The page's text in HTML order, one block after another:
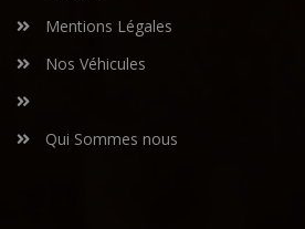
Mentions Légales
Nos Véhicules
Qui Sommes nous